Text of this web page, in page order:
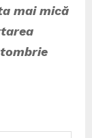
mai mică